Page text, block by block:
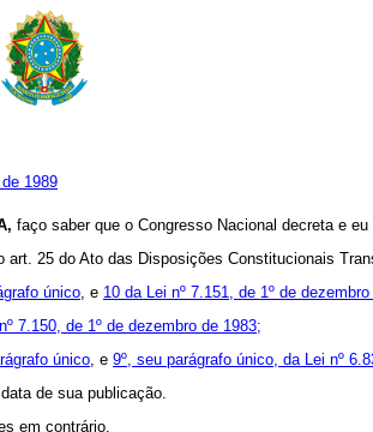
1989
faço saber que o Congresso Nacional decreta e
art. 25 do Ato das Disposições Constitucionais
único, e 10 da Lei nº 7.151, de 1º de
7.150, de 1º de dezembro de 1983;
único, e 9º, seu parágrafo único, da Lei nº
de sua publicação.
em contrário.